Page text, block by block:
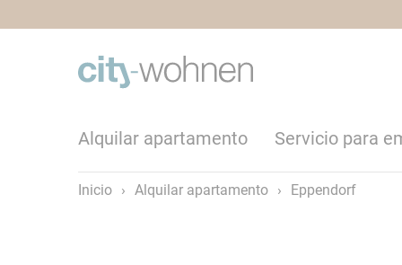
Alquilar apartamento Servicio para
Inicio › Alquilar apartamento › Eppendorf